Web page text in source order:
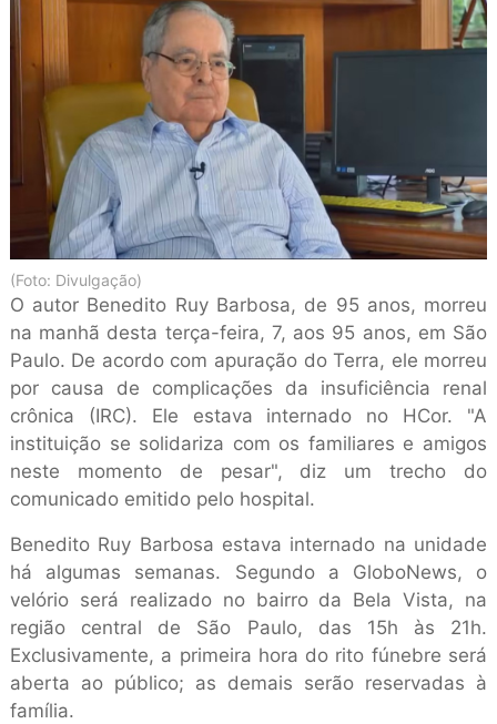
(Foto: Divulgação)
O autor Benedito Ruy Barbosa, de 95 anos, morreu
na manhã desta terça-feira, 7, aos 95 anos, em São
Paulo. De acordo com apuração do Terra, ele morreu
por causa de complicações da insuficiência renal
crônica (IRC). Ele estava internado no HCor. "A
instituição se solidariza com os familiares e amigos
neste momento de pesar", diz um trecho do
comunicado emitido pelo hospital.
Benedito Ruy Barbosa estava internado na unidade
há algumas semanas. Segundo a GloboNews, o
velório será realizado no bairro da Bela Vista, na
região central de São Paulo, das 15h às 21h.
Exclusivamente, a primeira hora do rito fúnebre será
aberta ao público; as demais serão reservadas à
família.